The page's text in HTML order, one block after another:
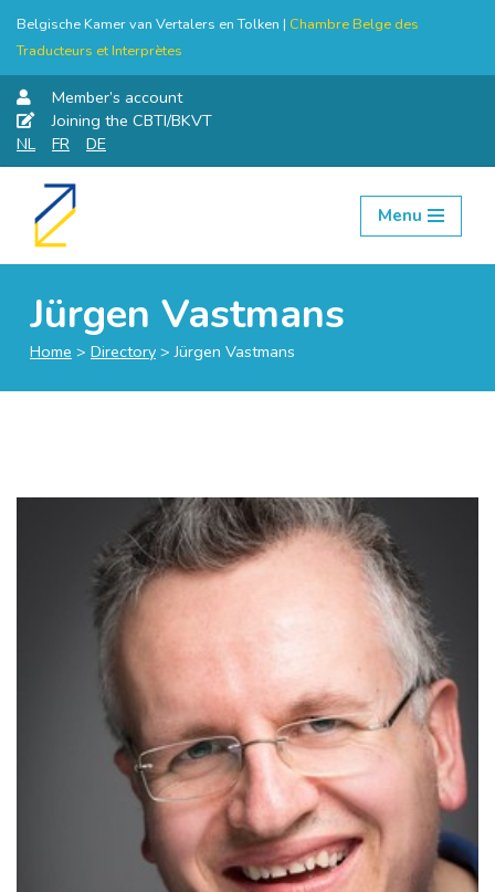
Belgische Kamer van Vertalers en Tolken | Chambre Belge des
Traducteurs et Interprètes
Member’s account
Joining the CBTI/BKVT
NL
FR DE
Skip
Menu
Jürgen Vastmans
Home > Directory >Jürgen Vastmans